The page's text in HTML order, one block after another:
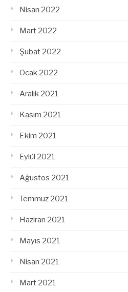
Nisan 2022
Mart 2022
Şubat 2022
Ocak 2022
Aralık 2021
Kasım 2021
Ekim 2021
Eylül 2021
Ağustos 2021
Temmuz 2021
Haziran 2021
Mayıs 2021
Nisan 2021
Mart 2021